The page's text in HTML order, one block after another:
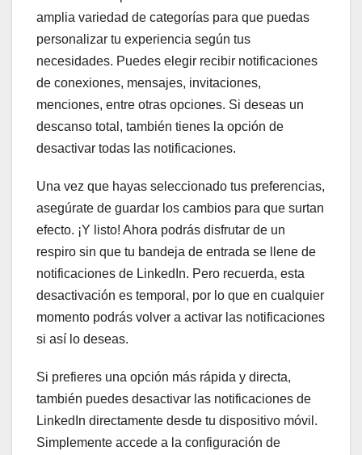
amplia variedad de categorías para que puedas
personalizar tu experiencia según tus
necesidades. Puedes elegir recibir notificaciones
de conexiones, mensajes, invitaciones,
menciones, entre otras opciones. Si deseas un
descanso total, también tienes la opción de
desactivar todas las notificaciones.
Una vez que hayas seleccionado tus preferencias,
asegúrate de guardar los cambios para que surtan
efecto. ¡Y listo! Ahora podrás disfrutar de un
respiro sin que tu bandeja de entrada se llene de
notificaciones de LinkedIn. Pero recuerda, esta
desactivación es temporal, por lo que en cualquier
momento podrás volver a activar las notificaciones
si así lo deseas.
Si prefieres una opción más rápida y directa,
también puedes desactivar las notificaciones de
LinkedIn directamente desde tu dispositivo móvil.
Simplemente accede a la configuración de